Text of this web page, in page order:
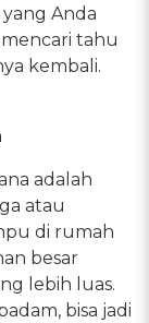
Anda
tahu
kembali.
adalah
atau
di rumah
besar
lebih luas.
bisa jadi